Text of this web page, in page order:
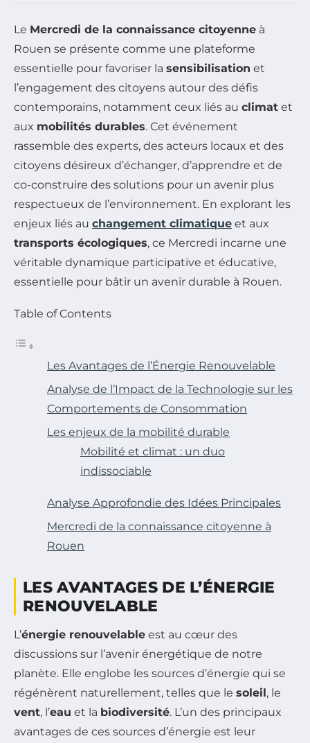
Le Mercredi de la connaissance citoyenne à
Rouen se présente comme une plateforme
essentielle pour favoriser la sensibilisation et
l’engagement des citoyens autour des défis
contemporains, notamment ceux liés au climat et
aux mobilités durables. Cet événement
rassemble des experts, des acteurs locaux et des
citoyens désireux d’échanger, d’apprendre et de
co-construire des solutions pour un avenir plus
respectueux de l’environnement. En explorant les
enjeux liés au changement climatique et aux
transports écologiques, ce Mercredi incarne une
véritable dynamique participative et éducative,
essentielle pour bâtir un avenir durable à Rouen.
Table of Contents
Les Avantages de l’Énergie Renouvelable
Analyse de l’Impact de la Technologie sur les
Comportements de Consommation
Les enjeux de la mobilité durable
Mobilité et climat : un duo
indissociable
Analyse Approfondie des Idées Principales
Mercredi de la connaissance citoyenne à
Rouen
LES AVANTAGES DE L’ÉNERGIE
RENOUVELABLE
L’énergie renouvelable est au cœur des
discussions sur l’avenir énergétique de notre
planète. Elle englobe les sources d’énergie qui se
régénèrent naturellement, telles que le soleil, le
vent, l’eau et la biodiversité. L’un des principaux
avantages de ces sources d’énergie est leur